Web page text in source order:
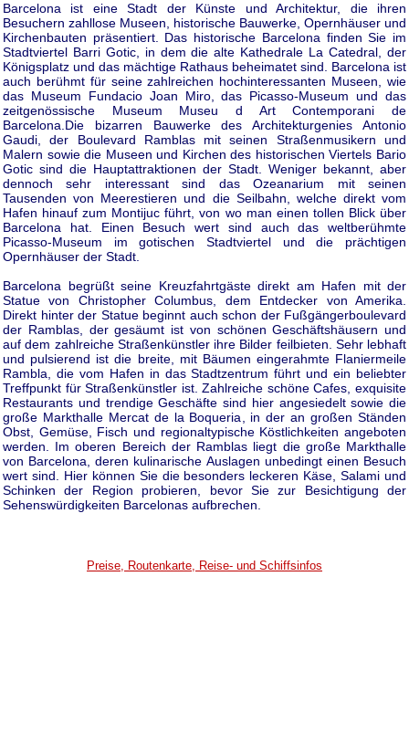
Barcelona ist eine Stadt der Künste und Architektur, die ihren
Besuchern zahllose Museen, historische Bauwerke, Opernhäuser und
Kirchenbauten präsentiert. Das historische Barcelona finden Sie im
Stadtviertel Barri Gotic, in dem die alte Kathedrale La Catedral, der
Königsplatz und das mächtige Rathaus beheimatet sind. Barcelona ist
auch berühmt für seine zahlreichen hochinteressanten Museen, wie
das Museum Fundacio Joan Miro, das Picasso-Museum und das
zeitgenössische Museum Museu d Art Contemporani de
Barcelona.Die bizarren Bauwerke des Architekturgenies Antonio
Gaudi, der Boulevard Ramblas mit seinen Straßenmusikern und
Malern sowie die Museen und Kirchen des historischen Viertels Bario
Gotic sind die Hauptattraktionen der Stadt. Weniger bekannt, aber
dennoch sehr interessant sind das Ozeanarium mit seinen
Tausenden von Meerestieren und die Seilbahn, welche direkt vom
Hafen hinauf zum Montijuc führt, von wo man einen tollen Blick über
Barcelona hat. Einen Besuch wert sind auch das weltberühmte
Picasso-Museum im gotischen Stadtviertel und die prächtigen
Opernhäuser der Stadt.
Barcelona begrüßt seine Kreuzfahrtgäste direkt am Hafen mit der
Statue von Christopher Columbus, dem Entdecker von Amerika.
Direkt hinter der Statue beginnt auch schon der Fußgängerboulevard
der Ramblas, der gesäumt ist von schönen Geschäftshäusern und
auf dem zahlreiche Straßenkünstler ihre Bilder feilbieten. Sehr lebhaft
und pulsierend ist die breite, mit Bäumen eingerahmte Flaniermeile
Rambla, die vom Hafen in das Stadtzentrum führt und ein beliebter
Treffpunkt für Straßenkünstler ist. Zahlreiche schöne Cafes, exquisite
Restaurants und trendige Geschäfte sind hier angesiedelt sowie die
große Markthalle Mercat de la Boqueria, in der an großen Ständen
Obst, Gemüse, Fisch und regionaltypische Köstlichkeiten angeboten
werden. Im oberen Bereich der Ramblas liegt die große Markthalle
von Barcelona, deren kulinarische Auslagen unbedingt einen Besuch
wert sind. Hier können Sie die besonders leckeren Käse, Salami und
Schinken der Region probieren, bevor Sie zur Besichtigung der
Sehenswürdigkeiten Barcelonas aufbrechen.
Preise, Routenkarte, Reise- und Schiffsinfos